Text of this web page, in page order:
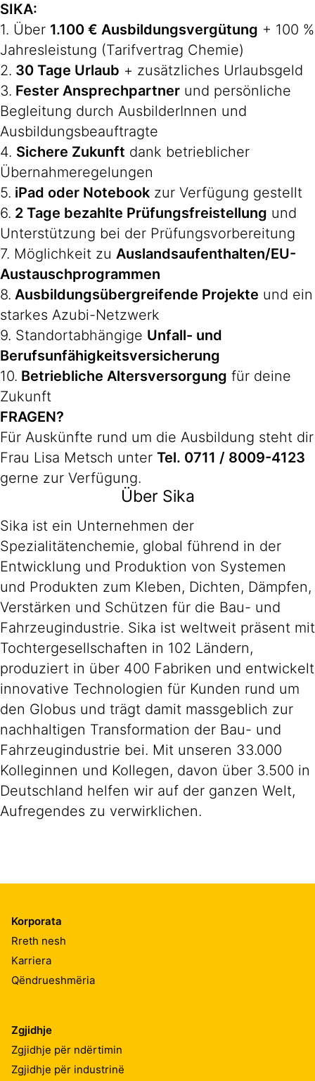
SIKA:
1. Über 1.100 € Ausbildungsvergütung + 100 %
Jahresleistung (Tarifvertrag Chemie)
2. 30 Tage Urlaub + zusätzliches Urlaubsgeld
3. Fester Ansprechpartner und persönliche
Begleitung durch AusbilderInnen und
Ausbildungsbeauftragte
4. Sichere Zukunft dank betrieblicher
Übernahmeregelungen
5. iPad oder Notebook zur Verfügung gestellt
6. 2 Tage bezahlte Prüfungsfreistellung und
Unterstützung bei der Prüfungsvorbereitung
7. Möglichkeit zu Auslandsaufenthalten/EU-
Austauschprogrammen
8. Ausbildungsübergreifende Projekte und ein
starkes Azubi-Netzwerk
9. Standortabhängige Unfall- und
Berufsunfähigkeitsversicherung
10. Betriebliche Altersversorgung für deine
Zukunft
FRAGEN?
Für Auskünfte rund um die Ausbildung steht dir
Frau Lisa Metsch unter Tel. 0711 / 8009-4123
gerne zur Verfügung.
Über Sika
Sika ist ein Unternehmen der
Spezialitätenchemie, global führend in der
Entwicklung und Produktion von Systemen
und Produkten zum Kleben, Dichten, Dämpfen,
Verstärken und Schützen für die Bau- und
Fahrzeugindustrie. Sika ist weltweit präsent mit
Tochtergesellschaften in 102 Ländern,
produziert in über 400 Fabriken und entwickelt
innovative Technologien für Kunden rund um
den Globus und trägt damit massgeblich zur
nachhaltigen Transformation der Bau- und
Fahrzeugindustrie bei. Mit unseren 33.000
Kolleginnen und Kollegen, davon über 3.500 in
Deutschland helfen wir auf der ganzen Welt,
Aufregendes zu verwirklichen.
Korporata
Rreth nesh
Karriera
Qëndrueshmëria
Zgjidhje
Zgjidhje për ndërtimin
Zgjidhje për industrinë